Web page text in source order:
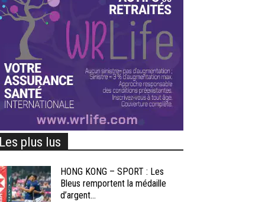
Les plus lus
HONG KONG – SPORT : Les
Bleus remportent la médaille
d’argent...